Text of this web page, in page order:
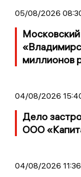
05/08/2026
миллионов
04/08/2026
Дело
ООО
04/08/2026 11:36